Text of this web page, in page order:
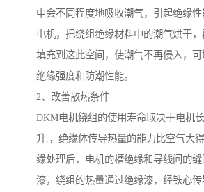
中会不同程度地吸收潮气，引起绝缘
电机，把绕组绝缘材料中的潮气烘干，
填充到这此空间，使潮气不再侵入，
绝缘强度和防潮性能。
2、改善散热条件
DKM电机绕组的使用寿命取决于电机
升.，绝缘体传导热量的能力比空气大
缘处理后，电机的槽绝缘和导线问的
漆，绕组的热量通过绝缘漆，经铁心